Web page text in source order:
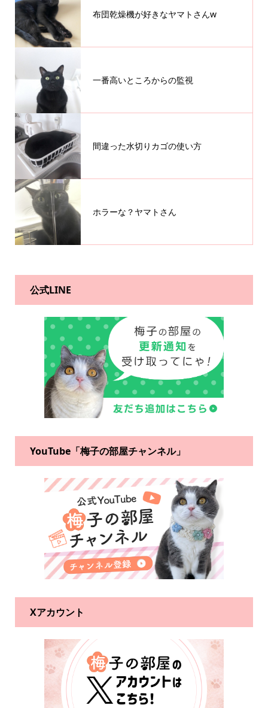
布団乾燥機が好きなヤマトさんw
一番高いところからの監視
間違った水切りカゴの使い方
ホラーな？ヤマトさん
公式LINE
YouTube「梅子の部屋チャンネル」
Xアカウント